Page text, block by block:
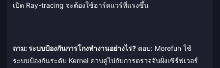
เปิด Ray-tracing จะต้องใช้ฮาร์ดแวร์ที่แรงขึ้น
ถาม: ระบบป้องกันการโกงทำงานอย่างไร? ตอบ: Morefun ใช้
ระบบป้องกันระดับ Kernel ควบคู่ไปกับการตรวจจับฝั่งเซิร์ฟเวอร์